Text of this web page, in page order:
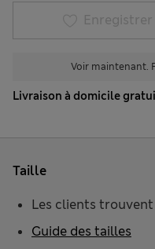
Voir maintenant.
Livraison à domicile
Taille
Les clients
Guide des tailles